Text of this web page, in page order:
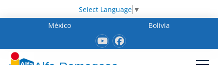
Select Language ▼
México
Bolivia